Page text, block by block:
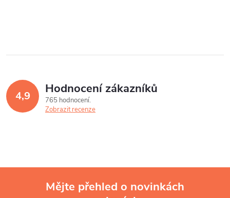
4,9 Hodnocení zákazníků
765 hodnocení
Zobrazit recenze
Mějte přehled o novinkách